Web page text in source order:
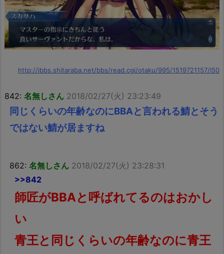
http://jbbs.shitaraba.net/bbs/read.cgi/otaku/995/1519721157/l50
842: 名無しさん 2018/02/27(火) 23:23:49
同じくらいの年齢なのにBBAと言われる鯖とそう
ではない鯖が居ますね
862: 名無しさん 2018/02/27(火) 23:28:31
>>842
師匠がBBAと呼ばれてるのはおかし
い
青王と同じくらいの年齢なのに青王